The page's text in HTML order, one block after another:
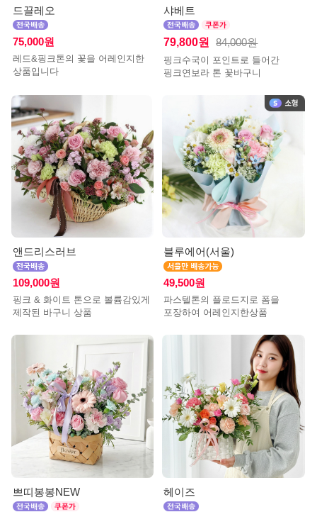
드끌레오
75,000원
레드&핑크톤의 꽃을 어레인지한
상품입니다
샤베트
79,800원 84,000원
핑크수국이 포인트로 들어간
핑크연보라 톤 꽃바구니
앤드리스러브
109,000원
핑크 & 화이트 톤으로 볼륨감있게
제작된 바구니 상품
블루에어(서울)
49,500원
파스텔톤의 플로드지로 폼을
포장하여 어레인지한상품
쁘띠봉봉NEW 헤이즈